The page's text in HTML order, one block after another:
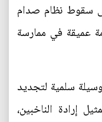
سقوط نظام صدام
عميقة في ممارسة
سلمية لتجديد
إرادة الناخبين،